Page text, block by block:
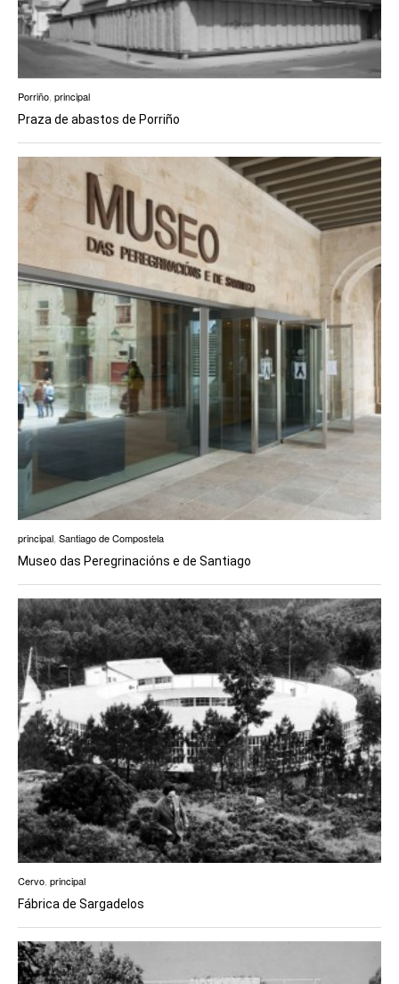
Porriño principal
Praza de abastos de Porriño
principal Santiago de Compostela
Museo das Peregrinacións e de Santiago
Cervo, principal
Fábrica de Sargadelos